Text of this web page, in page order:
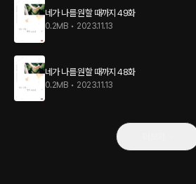
네가 나를 원할 때까지 49화
0.2MB • 2023.11.13
네가 나를 원할 때까지 48화
0.2MB • 2023.11.13